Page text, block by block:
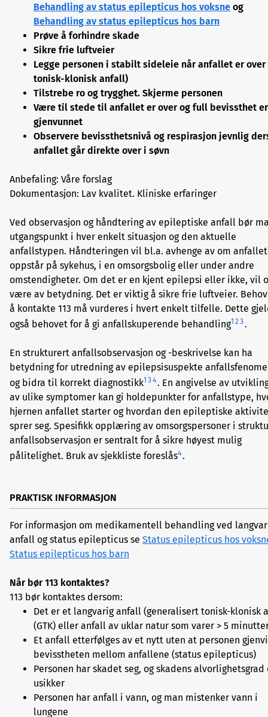
Behandling av status epilepticus hos voksne og
Behandling av status epilepticus hos barn
Prøve å forhindre skade
Sikre frie luftveier
Legge personen i stabilt sideleie når anfallet er over
tonisk-klonisk anfall)
Tilstrebe ro og trygghet. Skjerme personen
Være til stede til anfallet er over og full bevissthet er
gjenvunnet
Observere bevissthetsnivå og respirasjon jevnlig
anfallet går direkte over i søvn
Anbefaling: Våre forslag
Dokumentasjon: Lav kvalitet. Kliniske erfaringer
Ved observasjon og håndtering av epileptiske anfall bør
utgangspunkt i hver enkelt situasjon og den aktuelle
anfallstypen. Håndteringen vil bl.a. avhenge av om anfallet
oppstår på sykehus, i en omsorgsbolig eller under andre
omstendigheter. Om det er en kjent epilepsi eller ikke, vil
være av betydning. Det er viktig å sikre frie luftveier.
å kontakte 113 må vurderes i hvert enkelt tilfelle. Dette
også behovet for å gi anfallskuperende behandling1 23.
En strukturert anfallsobservasjon og -beskrivelse kan ha
betydning for utredning av epilepsisuspekte
og bidra til korrekt diagnostikk1 34. En angivelse av
av ulike symptomer kan gi holdepunkter for anfallstype,
hjernen anfallet starter og hvordan den epileptiske
sprer seg. Spesifikk opplæring av omsorgspersoner i
anfallsobservasjon er sentralt for å sikre høyest mulig
pålitelighet. Bruk av sjekkliste foreslås4.
PRAKTISK INFORMASJON
For informasjon om medikamentell behandling ved
anfall og status epilepticus se Status epilepticus hos
Status epilepticus hos barn
Når bør 113 kontaktes?
113 bør kontaktes dersom:
Det er et langvarig anfall (generalisert tonisk-klonisk
(GTK) eller anfall av uklar natur som varer > 5
Et anfall etterfølges av et nytt uten at personen
bevisstheten mellom anfallene (status epilepticus)
Personen har skadet seg, og skadens alvorlighetsgrad
usikker
Personen har anfall i vann, og man mistenker vann i
lungene